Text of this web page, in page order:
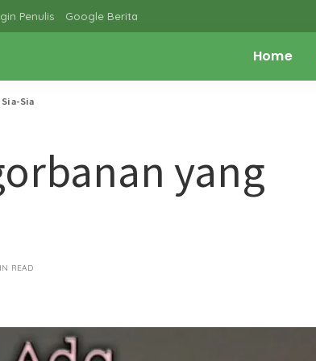
Penulis Google Berita
Home
Sia
yang
READ